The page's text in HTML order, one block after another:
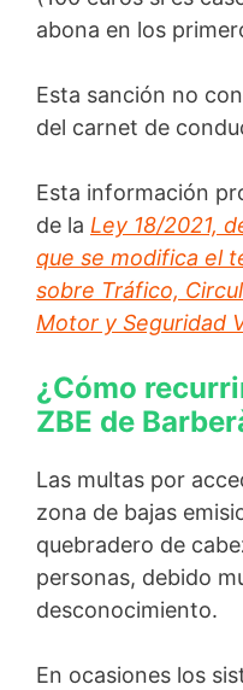
abona en los
Esta sanción no
del carnet de
Esta información
de la Ley 18/2021,
que se modifica el
sobre Tráfico,
Motor y Seguridad
¿Cómo
ZBE de
Las multas por
zona de bajas
quebradero de
personas, debido
desconocimiento.
En ocasiones los